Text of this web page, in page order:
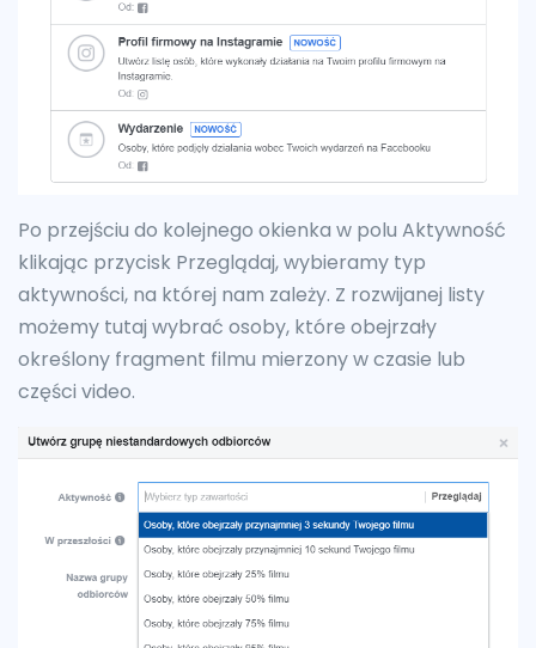
Po przejściu do kolejnego okienka w polu Aktywność
klikając przycisk Przeglądaj, wybieramy typ
aktywności, na której nam zależy. Z rozwijanej listy
możemy tutaj wybrać osoby, które obejrzały
określony fragment filmu mierzony w czasie lub
części video.